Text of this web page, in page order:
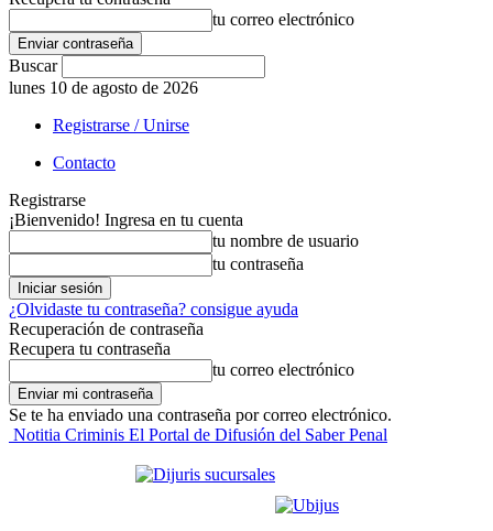
tu correo electrónico
Buscar
lunes 10 de agosto de 2026
Registrarse / Unirse
Contacto
Registrarse
¡Bienvenido! Ingresa en tu cuenta
tu nombre de usuario
tu contraseña
¿Olvidaste tu contraseña? consigue ayuda
Recuperación de contraseña
Recupera tu contraseña
tu correo electrónico
Se te ha enviado una contraseña por correo electrónico.
Notitia Criminis El Portal de Difusión del Saber Penal